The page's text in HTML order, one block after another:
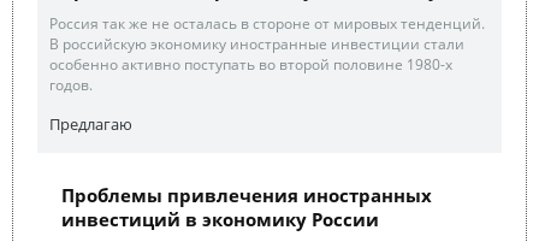
Россия так же не осталась в стороне от мировых тенденций.
В российскую экономику иностранные инвестиции стали
особенно активно поступать во второй половине 1980-х
годов.
Предлагаю
Проблемы привлечения иностранных
инвестиций в экономику России